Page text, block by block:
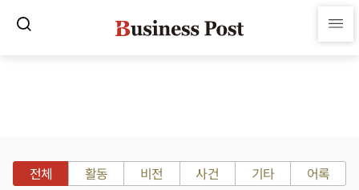
전체 활동 비전 사건 기타 어록